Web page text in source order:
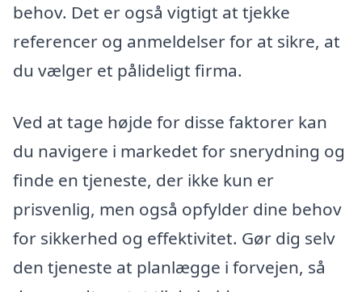
behov. Det er også vigtigt at tjekke
referencer og anmeldelser for at sikre, at
du vælger et pålideligt firma.
Ved at tage højde for disse faktorer kan
du navigere i markedet for snerydning og
finde en tjeneste, der ikke kun er
prisvenlig, men også opfylder dine behov
for sikkerhed og effektivitet. Gør dig selv
den tjeneste at planlægge i forvejen, så